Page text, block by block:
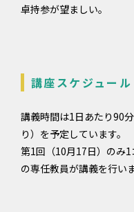
卓持参が望ましい。
講座スケジュール
講義時間は1日あたり90
り）を予定しています。
第1回（10月17日）のみ
の専任教員が講義を行いま